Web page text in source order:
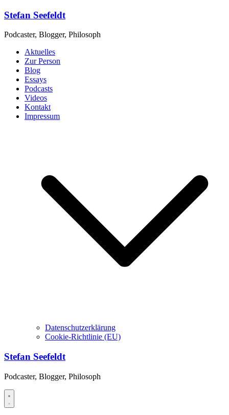
Zum
springen
Stefan Seefeldt
Podcaster, Blogger, Philosoph
Aktuelles
Zur Person
Blog
Essays
Podcasts
Videos
Kontakt
Impressum
Datenschutzerklärung
Cookie-Richtlinie (EU)
Stefan Seefeldt
Podcaster, Blogger, Philosoph